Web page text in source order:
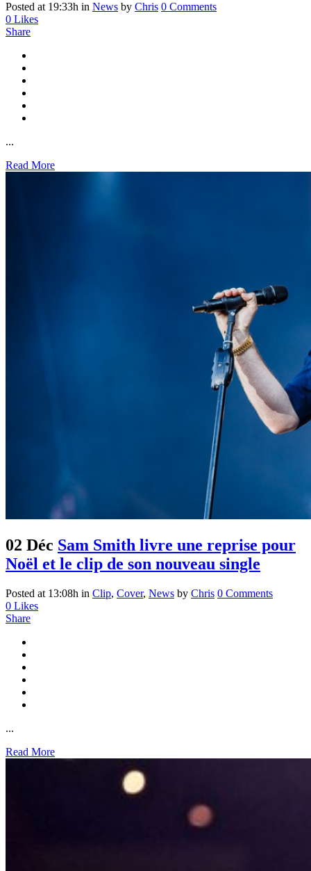
Posted at 19:33h in News by Chris 0 Comments
0 Likes
Share
...
Read More
02 Déc Sam Smith livre une reprise pour
Noël et le clip de son nouveau single
Posted at 13:08h in Clip, Cover, News by Chris 0 Comments
0 Likes
Share
...
Read More